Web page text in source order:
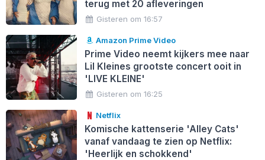
terug met 20 afleveringen
Gisteren om 16:57
Amazon Prime Video
Prime Video neemt kijkers mee naar
Lil Kleines grootste concert ooit in
'LIVE KLEINE'
Gisteren om 16:25
Netflix
Komische kattenserie 'Alley Cats'
vanaf vandaag te zien op Netflix:
'Heerlijk en schokkend'